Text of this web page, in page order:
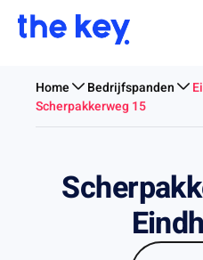
Home Bedrijfspanden
Scherpakkerweg 15